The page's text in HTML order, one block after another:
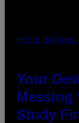
PHOTO:
Your
Messing
Study